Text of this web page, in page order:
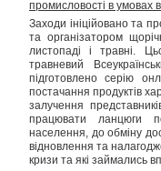
промисловості в умовах
Заходи ініційовано та
та організатором
листопаді і травні.
травневий
підготовлено серію
постачання продуктів
залучення
працювати ланцюги
населення, до обміну
відновлення та
кризи та які займались